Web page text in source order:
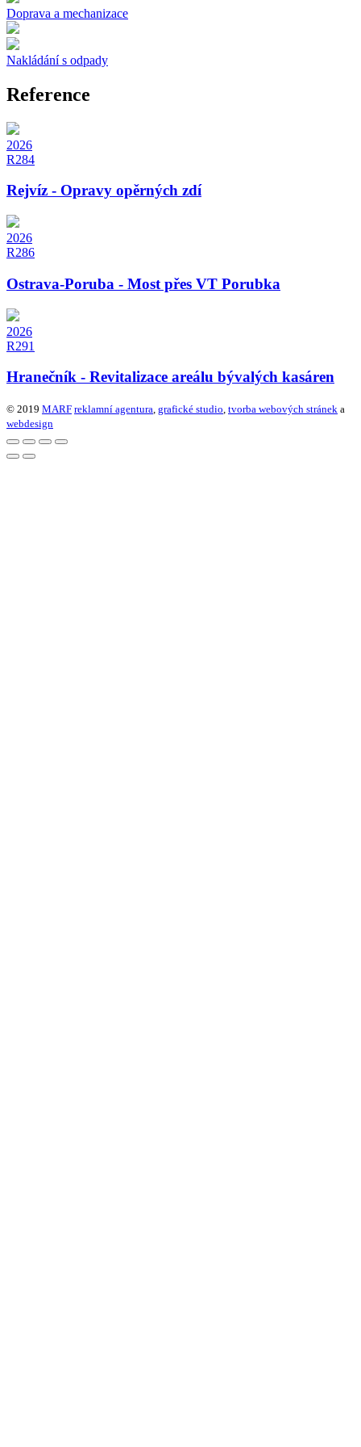
Doprava a mechanizace
Nakládání s odpady
Reference
2026
R284
Rejvíz - Opravy opěrných zdí
2026
R286
Ostrava-Poruba - Most přes VT Porubka
2026
R291
Hranečník - Revitalizace areálu bývalých kasáren
© 2019 MARF reklamní agentura grafické studio tvorba webových stránek a
webdesign